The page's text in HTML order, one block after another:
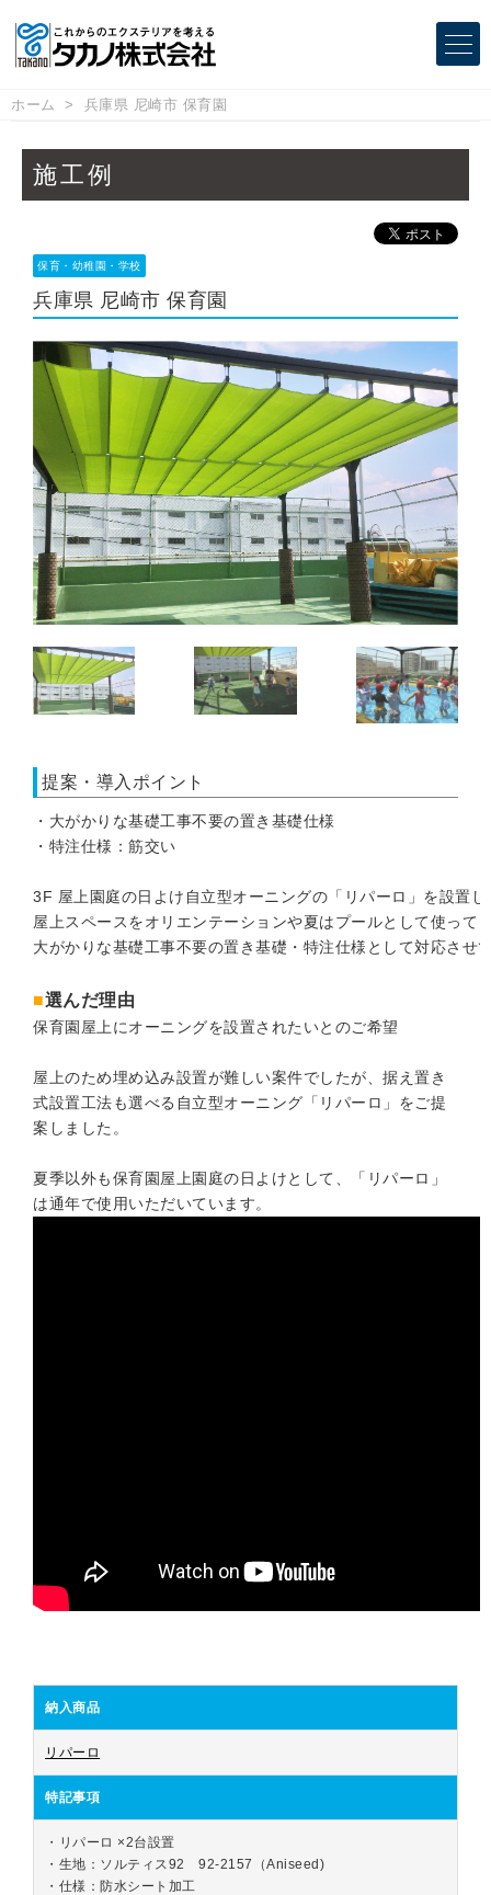
ホーム 兵庫県 尼崎市 保育園
施工例
保育・幼稚園・学校
兵庫県 尼崎市 保育園
提案・導入ポイント
・大がかりな基礎工事不要の置き基礎仕様
・特注仕様：筋交い
3F 屋上園庭の日よけ自立型オーニングの「リパーロ」を設置し
屋上スペースをオリエンテーションや夏はプールとして使っ
■選んだ理由
保育園屋上にオーニングを設置されたいとのご希望
屋上のため埋め込み設置が難しい案件でしたが、据え置き
式設置工法も選べる自立型オーニング「リパーロ」をご提
案しました。
夏季以外も保育園屋上園庭の日よけとして、「リパーロ」
は通年で使用いただいています。
納入商品
リパーロ
特記事項
・リパーロ ×2台設置
・生地：ソルティス92　92-2157（Aniseed)
・仕様：防水シート加工